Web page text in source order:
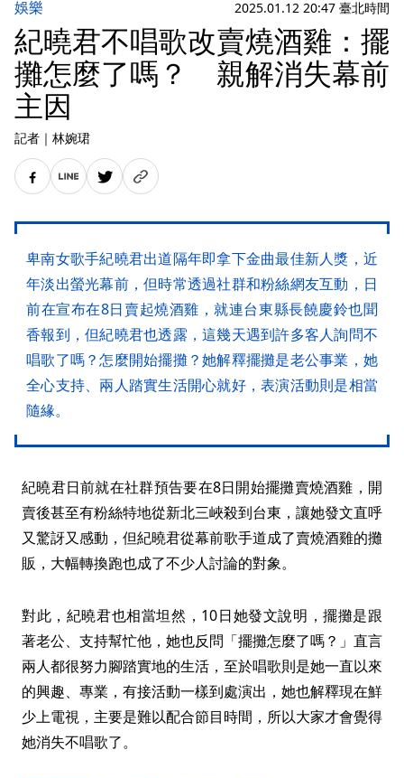
娛樂 2025.01.12 20:47 臺北時間
紀曉君不唱歌改賣燒酒雞：擺
攤怎麼了嗎？ 親解消失幕前
主因
記者 ｜ 林婉珺
卑南女歌手紀曉君出道隔年即拿下金曲最佳新人獎，近
年淡出螢光幕前，但時常透過社群和粉絲網友互動，日
前在宣布在8日賣起燒酒雞，就連台東縣長饒慶鈴也聞
香報到，但紀曉君也透露，這幾天遇到許多客人詢問不
唱歌了嗎？怎麼開始擺攤？她解釋擺攤是老公事業，她
全心支持、兩人踏實生活開心就好，表演活動則是相當
隨緣。
紀曉君日前就在社群預告要在8日開始擺攤賣燒酒雞，開
賣後甚至有粉絲特地從新北三峽殺到台東，讓她發文直呼
又驚訝又感動，但紀曉君從幕前歌手道成了賣燒酒雞的攤
販，大幅轉換跑也成了不少人討論的對象。
對此，紀曉君也相當坦然，10日她發文說明，擺攤是跟
著老公、支持幫忙他，她也反問「擺攤怎麼了嗎？」直言
兩人都很努力腳踏實地的生活，至於唱歌則是她一直以來
的興趣、專業，有接活動一樣到處演出，她也解釋現在鮮
少上電視，主要是難以配合節目時間，所以大家才會覺得
她消失不唱歌了。